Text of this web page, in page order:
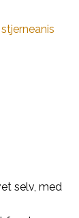
selv, med